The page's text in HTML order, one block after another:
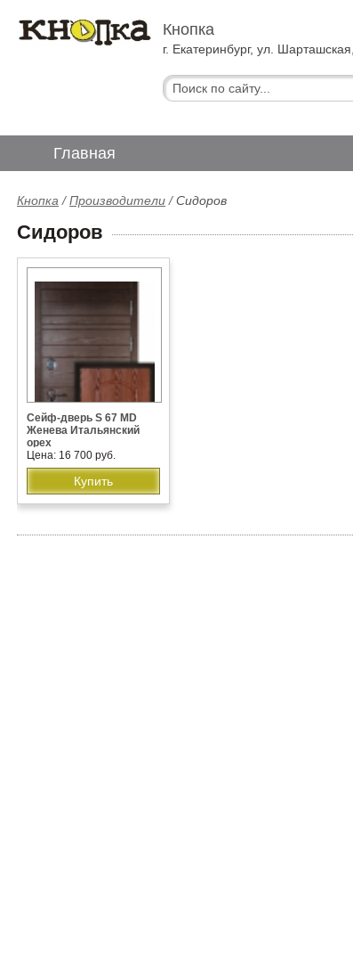
Кнопка
г. Екатеринбург, ул.
Главная
Кнопка /Производители /Сидоров
Сидоров
Сейф-дверь S 67 MD
Женева Итальянский
орех
Цена: 16 700 руб.
Купить